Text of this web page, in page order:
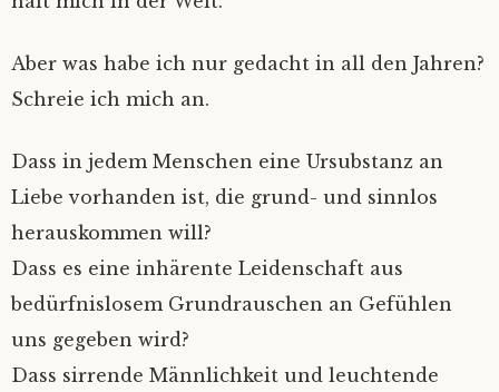
Aber was habe ich nur gedacht in all den Jahren?
Schreie ich mich an.
Dass in jedem Menschen eine Ursubstanz an
Liebe vorhanden ist, die grund- und sinnlos
herauskommen will?
Dass es eine inhärente Leidenschaft aus
bedürfnislosem Grundrauschen an Gefühlen
uns gegeben wird?
Dass sirrende Männlichkeit und leuchtende